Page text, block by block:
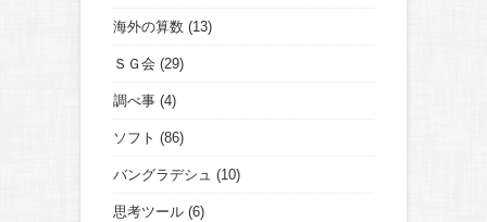
海外の算数 (13)
ＳＧ会 (29)
調べ事 (4)
ソフト (86)
バングラデシュ (10)
思考ツール (6)